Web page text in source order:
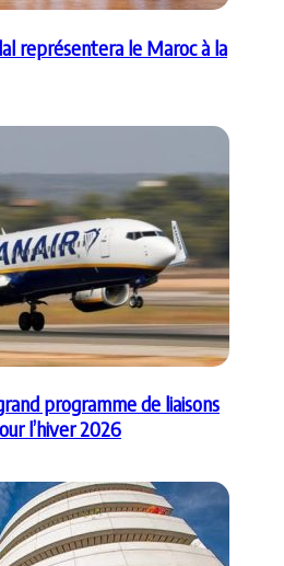
représentera le Maroc à la
programme de liaisons
l’hiver 2026